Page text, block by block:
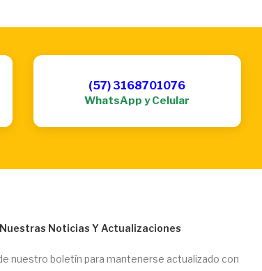
(57) 3168701076
WhatsApp y Celular
Noticias Y Actualizaciones
nuestro boletín para mantenerse actualizado con